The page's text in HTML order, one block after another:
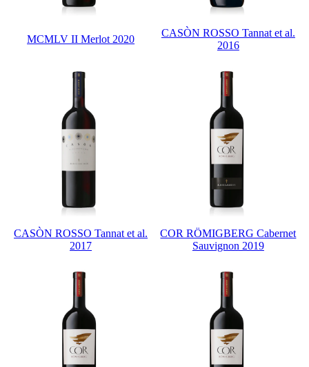
MCMLV II Merlot 2020
CASÒN ROSSO Tannat et al.
2016
CASÒN ROSSO Tannat et al.
2017
COR RÖMIGBERG Cabernet
Sauvignon 2019